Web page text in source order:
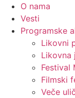
O nama
Vesti
Programske
Likovni
Likovna
Festival
Filmski
Veče